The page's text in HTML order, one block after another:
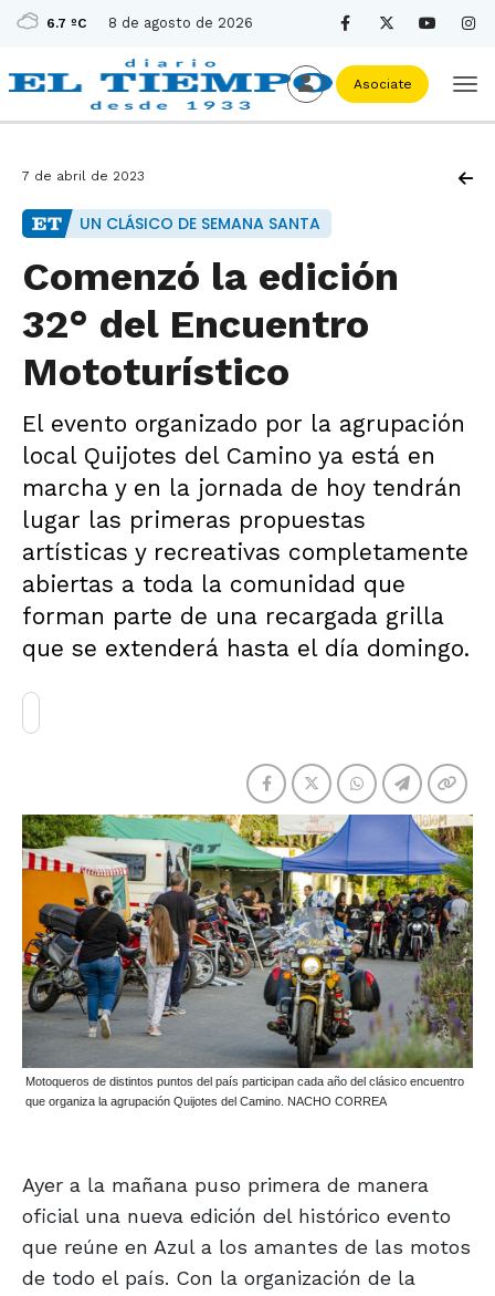
6.7 ºC 8 de agosto de 2026
Asociate
7 de abril de 2023
UN CLÁSICO DE SEMANA SANTA
Comenzó la edición
32° del Encuentro
Mototurístico
El evento organizado por la agrupación
local Quijotes del Camino ya está en
marcha y en la jornada de hoy tendrán
lugar las primeras propuestas
artísticas y recreativas completamente
abiertas a toda la comunidad que
forman parte de una recargada grilla
que se extenderá hasta el día domingo.
Motoqueros de distintos puntos del país participan cada año del clásico encuentro
que organiza la agrupación Quijotes del Camino. NACHO CORREA
Ayer a la mañana puso primera de manera
oficial una nueva edición del histórico evento
que reúne en Azul a los amantes de las motos
de todo el país. Con la organización de la